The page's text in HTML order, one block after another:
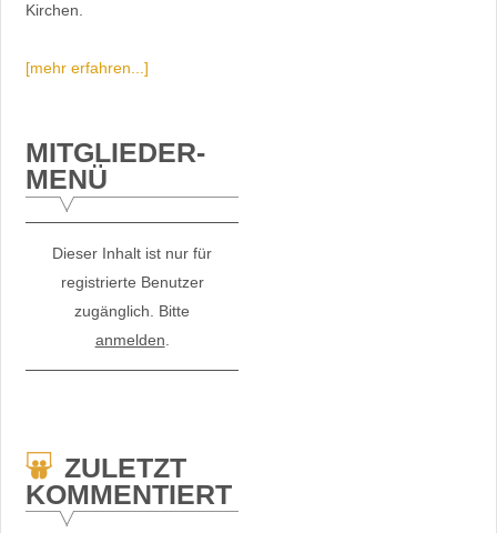
Kirchen.
[mehr erfahren...]
MITGLIEDER-
MENÜ
Dieser Inhalt ist nur für
registrierte Benutzer
zugänglich. Bitte
anmelden.
ZULETZT
KOMMENTIERT